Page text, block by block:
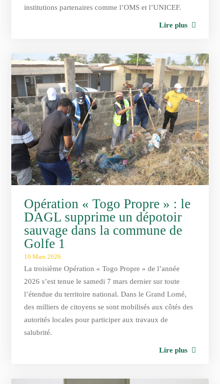
institutions partenaires comme l’OMS et l’UNICEF.
Lire plus
Opération « Togo Propre » : le
DAGL supprime un dépotoir
sauvage dans la commune de
Golfe 1
10 Mars 2026
La troisième Opération « Togo Propre » de l’année
2026 s’est tenue le samedi 7 mars dernier sur toute
l’étendue du territoire national. Dans le Grand Lomé,
des milliers de citoyens se sont mobilisés aux côtés des
autorités locales pour participer aux travaux de
salubrité.
Lire plus